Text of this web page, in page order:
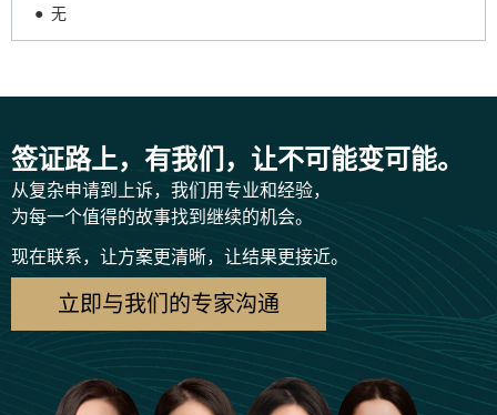
● 无
签证路上，有我们，让不可能变可能。
从复杂申请到上诉，我们用专业和经验，
为每一个值得的故事找到继续的机会。
现在联系，让方案更清晰，让结果更接近。
立即与我们的专家沟通